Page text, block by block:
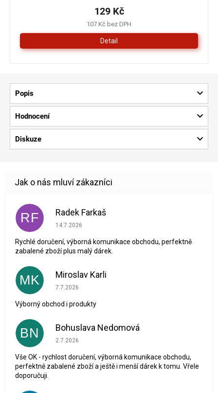
107 Kč bez DPH
129 Kč
Detail
Popis
Hodnocení
Diskuze
RF Radek Farkaš
Hodnocení obchodu je 5 z 5 hvězdiček.
14.7.2026
Rychlé doručení, výborná komunikace obchodu, perfektně
zabalené zboží plus malý dárek.
MK Miroslav Karli
Hodnocení obchodu je 5 z 5 hvězdiček.
7.7.2026
Výborný obchod i produkty
BN Bohuslava Nedomová
Hodnocení obchodu je 5 z 5 hvězdiček.
2.7.2026
Vše OK - rychlost doručení, výborná komunikace obchodu,
perfektně zabalené zboží a ještě i menší dárek k tomu. Vřele
doporučuji.